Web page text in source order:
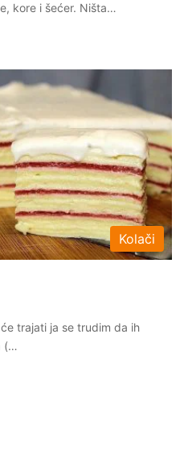
kore i šećer. Ništa…
Kolači
trajati ja se trudim da ih
(…